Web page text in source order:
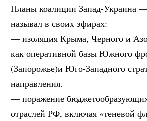
Планы коалиции Запад-Украина
называл в своих эфирах:
— изоляция Крыма, Черного и
как оперативной базы Южного
(Запорожье)и Юго-Западного
направления.
— поражение
отраслей РФ, включая «теневой